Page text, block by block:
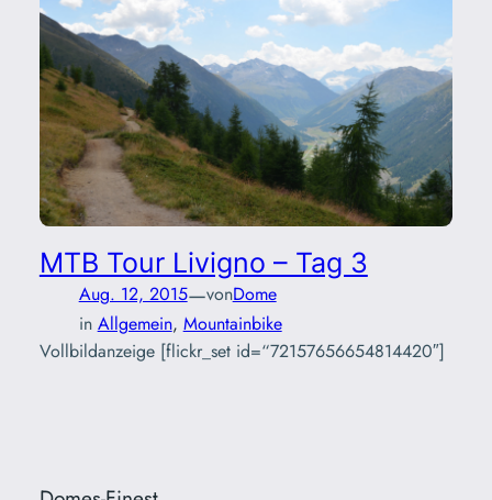
MTB Tour Livigno – Tag 3
Aug. 12, 2015—vonDome
in Allgemein, Mountainbike
Vollbildanzeige [flickr_set id=“72157656654814420″]